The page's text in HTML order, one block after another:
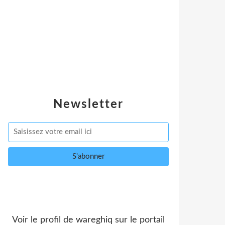
Newsletter
Voir le profil de wareghiq sur le portail